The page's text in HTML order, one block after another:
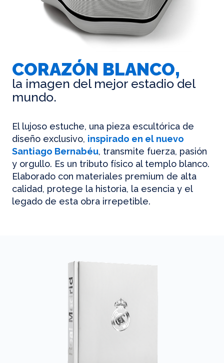
CORAZÓN BLANCO,
la imagen del mejor estadio del
mundo.
El lujoso estuche, una pieza escultórica de
diseño exclusivo, inspirado en el nuevo
Santiago Bernabéu, transmite fuerza, pasión
y orgullo. Es un tributo físico al templo blanco.
Elaborado con materiales premium de alta
calidad, protege la historia, la esencia y el
legado de esta obra irrepetible.